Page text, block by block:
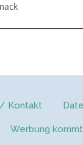
Kontakt
Werbung kommt